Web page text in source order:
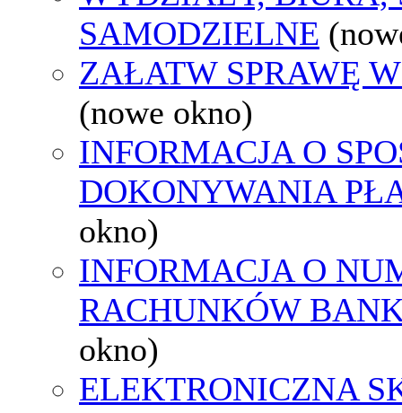
SAMODZIELNE
ZAŁATW SPRAWĘ
(nowe okno)
INFORMACJA O
DOKONYWANIA
okno)
INFORMACJA O
RACHUNKÓW
okno)
ELEKTRONICZNA